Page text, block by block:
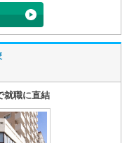
就職に直結